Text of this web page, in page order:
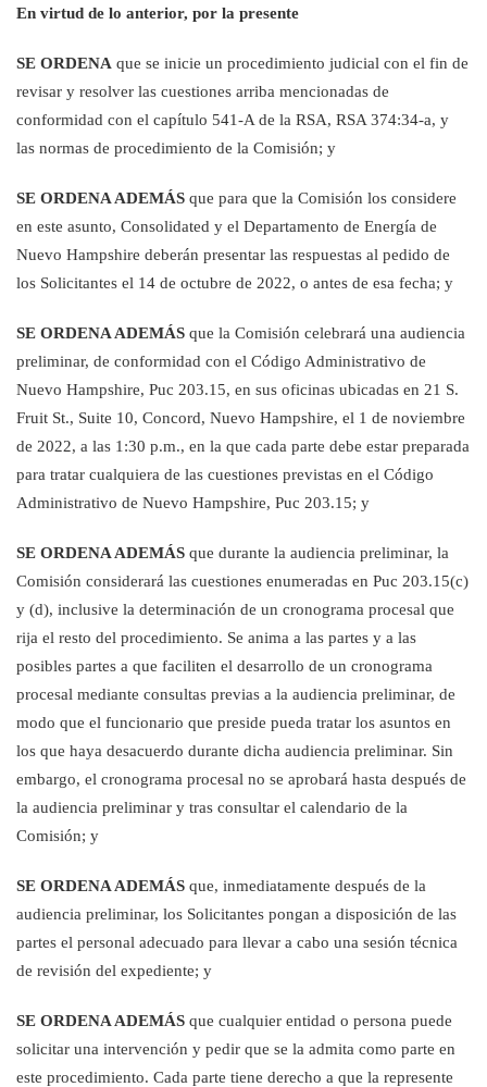
En virtud de lo anterior, por la presente
SE ORDENA que se inicie un procedimiento judicial con el fin de
revisar y resolver las cuestiones arriba mencionadas de
conformidad con el capítulo 541-A de la RSA, RSA 374:34-a, y
las normas de procedimiento de la Comisión; y
SE ORDENA ADEMÁS que para que la Comisión los considere
en este asunto, Consolidated y el Departamento de Energía de
Nuevo Hampshire deberán presentar las respuestas al pedido de
los Solicitantes el 14 de octubre de 2022, o antes de esa fecha; y
SE ORDENA ADEMÁS que la Comisión celebrará una audiencia
preliminar, de conformidad con el Código Administrativo de
Nuevo Hampshire, Puc 203.15, en sus oficinas ubicadas en 21 S.
Fruit St., Suite 10, Concord, Nuevo Hampshire, el 1 de noviembre
de 2022, a las 1:30 p.m., en la que cada parte debe estar preparada
para tratar cualquiera de las cuestiones previstas en el Código
Administrativo de Nuevo Hampshire, Puc 203.15; y
SE ORDENA ADEMÁS que durante la audiencia preliminar, la
Comisión considerará las cuestiones enumeradas en Puc 203.15(c)
y (d), inclusive la determinación de un cronograma procesal que
rija el resto del procedimiento. Se anima a las partes y a las
posibles partes a que faciliten el desarrollo de un cronograma
procesal mediante consultas previas a la audiencia preliminar, de
modo que el funcionario que preside pueda tratar los asuntos en
los que haya desacuerdo durante dicha audiencia preliminar. Sin
embargo, el cronograma procesal no se aprobará hasta después de
la audiencia preliminar y tras consultar el calendario de la
Comisión; y
SE ORDENA ADEMÁS que, inmediatamente después de la
audiencia preliminar, los Solicitantes pongan a disposición de las
partes el personal adecuado para llevar a cabo una sesión técnica
de revisión del expediente; y
SE ORDENA ADEMÁS que cualquier entidad o persona puede
solicitar una intervención y pedir que se la admita como parte en
este procedimiento. Cada parte tiene derecho a que la represente